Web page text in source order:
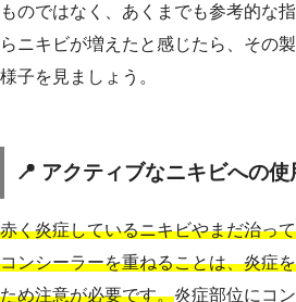
ものではなく、あくまでも参考的な
らニキビが増えたと感じたら、その
様子を見ましょう。
📍 アクティブなニキビへの使
赤く炎症しているニキビやまだ治っ
コンシーラーを重ねることは、炎症
ため注意が必要です。炎症部位にコ